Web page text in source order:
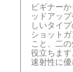
ビギナー
ッドアッ
しいタイ
ショット
こと、二
役立ちます
速射性に優